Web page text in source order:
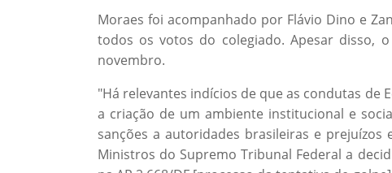
Moraes foi acompanhado por Flávio Dino e
todos os votos do colegiado. Apesar disso,
novembro.
"Há relevantes indícios de que as condutas
a criação de um ambiente institucional e
sanções a autoridades brasileiras e
Ministros do Supremo Tribunal Federal a